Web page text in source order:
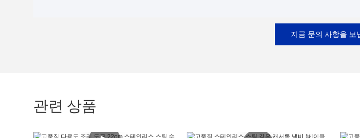
지금 문의 사항을 보
관련 상품